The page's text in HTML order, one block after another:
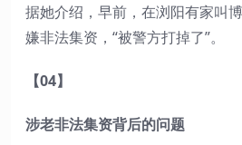
据她介绍，早前，在浏阳有家叫
嫌非法集资，“被警方打掉了”。
【04】
涉老非法集资背后的问题